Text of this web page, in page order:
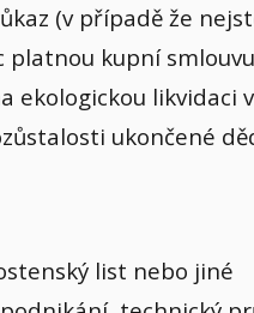
(v případě že
platnou kupní
ekologickou likvidaci
ukončené
list nebo jiné